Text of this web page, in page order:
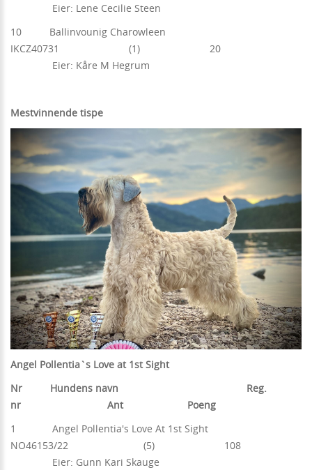
Eier: Lene Cecilie Steen
10 Ballinvounig Charowleen
IKCZ40731 (1) 20
Eier: Kåre M Hegrum
Mestvinnende tispe
Angel Pollentia`s Love at 1st Sight
Nr Hundens navn Reg.
nr Ant Poeng
1 Angel Pollentia's Love At 1st Sight
NO46153/22 (5) 108
Eier: Gunn Kari Skauge